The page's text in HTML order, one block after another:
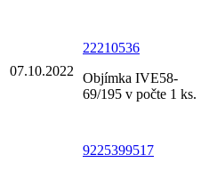
07.10.2022
22210536
Objímka IVE58-
69/195 v počte 1 ks.
9225399517